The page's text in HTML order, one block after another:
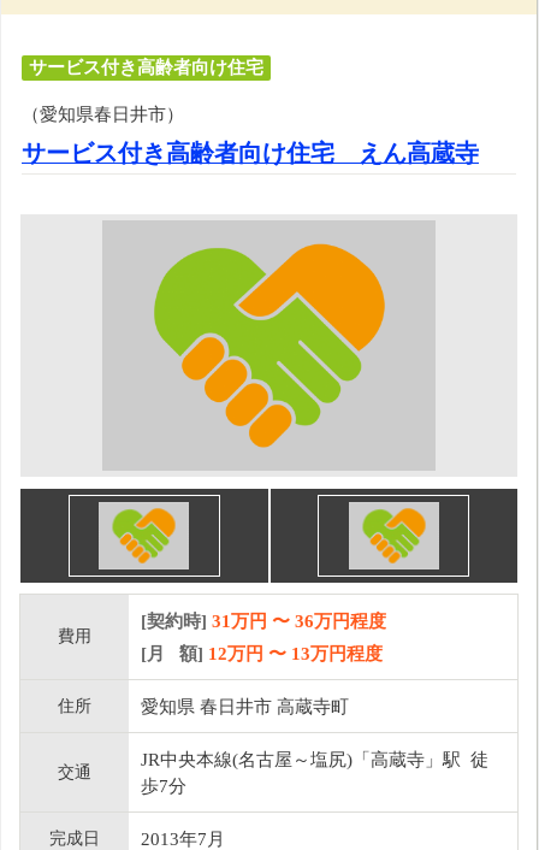
サービス付き高齢者向け住宅
（愛知県春日井市）
サービス付き高齢者向け住宅 えん高蔵寺
費用
[契約時] 31万円 〜 36万円程度
[月 額] 12万円 〜 13万円程度
住所 愛知県 春日井市 高蔵寺町
交通
JR中央本線(名古屋～塩尻)「高蔵寺」駅 徒
歩7分
完成日 2013年7月